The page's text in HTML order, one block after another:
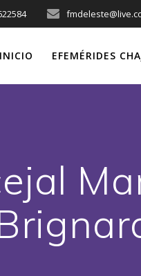
INICIO EFEMÉRIDES